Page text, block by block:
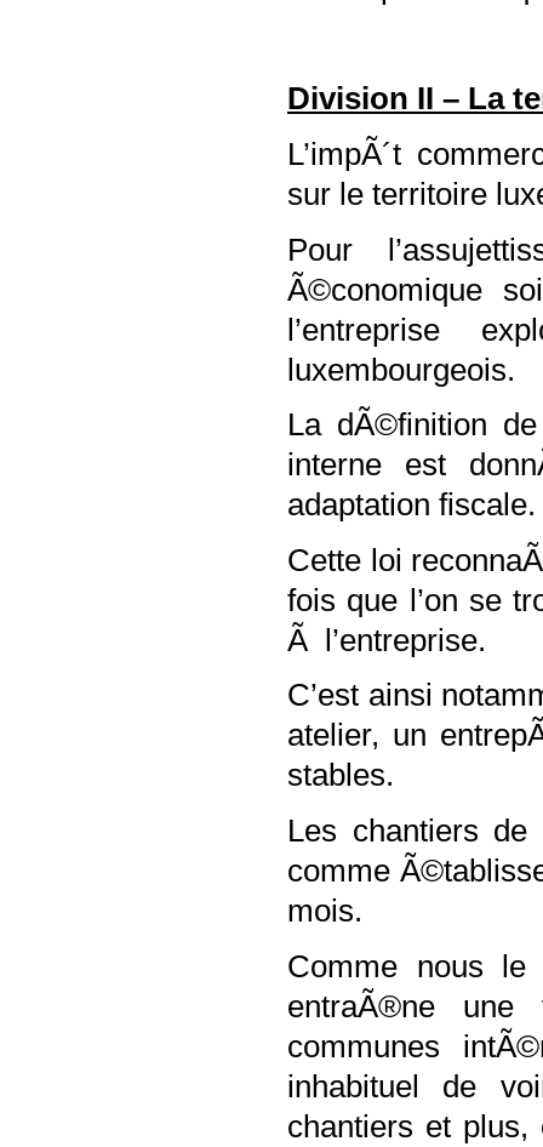
Division II – La
L’impÃ´t
sur le territoire
Pour
Ã©conomique
l’entreprise
luxembourgeois.
La dÃ©finition
interne est
adaptation fiscale.
Cette loi
fois que l’on se
Ã l’entreprise.
C’est ainsi
atelier, un
stables.
Les chantiers
comme
mois.
Comme nous
entraÃ®ne
communes
inhabituel de
chantiers et